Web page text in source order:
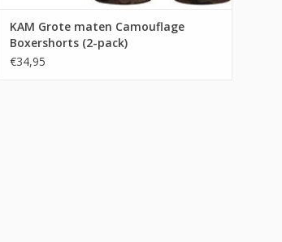
KAM Grote maten Camouflage
Boxershorts (2-pack)
€34,95